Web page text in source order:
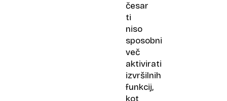
česar
ti
niso
sposobni
več
aktivirati
izvršilnih
funkcij,
kot